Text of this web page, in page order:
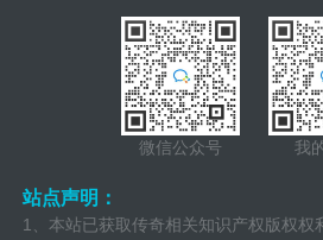
微信公众号 我
站点声明：
1、本站已获取传奇相关知识产权版权权